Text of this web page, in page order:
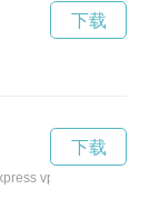
下载
vp n
下载